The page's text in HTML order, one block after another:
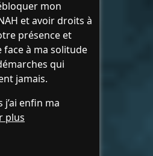
mon
et avoir droits à
présence et
face à ma solitude
qui
jamais.
j’ai enfin ma
plus